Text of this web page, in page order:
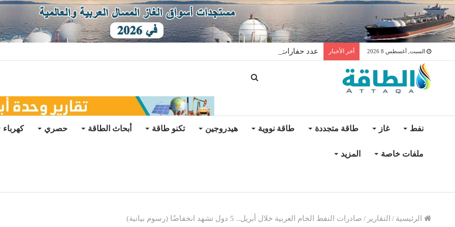
السبت, أغسطس 8 2026 أخر الأخبار عدد حفارات النفط في الولايات المتحدة يرتفع 3 في أسبوع
نفط غاز طاقة متجددة طاقة نووية هيدروجين تكنو طاقة أبحاث الطاقة حصري كهرباء
ملفات خاصة المزيد
الرئيسية / التقارير / صادرات النفط الخام العربية خلال أبريل.. 5 دول تشهد انخفاضًا (رسوم بيانية)